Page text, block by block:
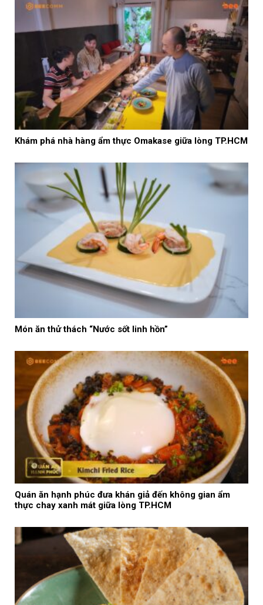
Khám phá nhà hàng ẩm thực Omakase giữa lòng TP.HCM
Món ăn thử thách “Nước sốt linh hồn”
Quán ăn hạnh phúc đưa khán giả đến không gian ẩm
thực chay xanh mát giữa lòng TP.HCM